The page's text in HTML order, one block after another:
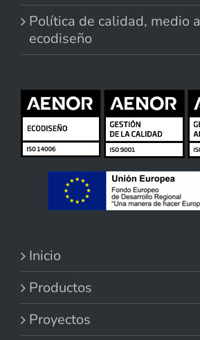
Política de calidad, medio
ecodiseño
Inicio
Productos
Proyectos